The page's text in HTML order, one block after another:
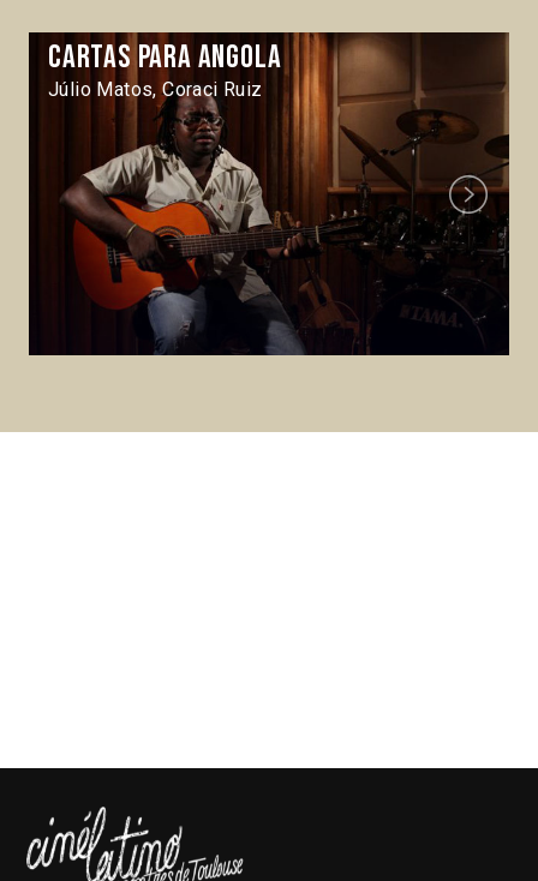
Cartas para Angola
Júlio Matos, Coraci Ruiz
Next